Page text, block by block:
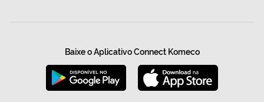
Baixe o Aplicativo Connect Komeco